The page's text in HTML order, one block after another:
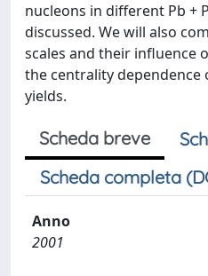
nucleons in different Pb +
discussed. We will also
scales and their influence
the centrality
yields.
Scheda breve
Scheda completa
Anno
2001